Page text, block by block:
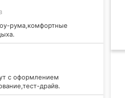
рума,комфортные
с оформлением
драйв.